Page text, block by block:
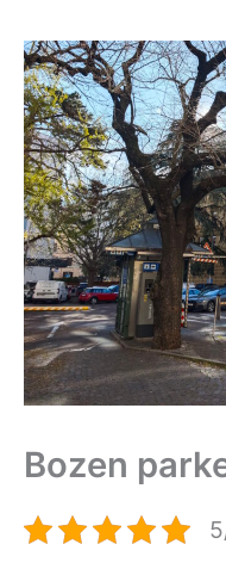
Bozen